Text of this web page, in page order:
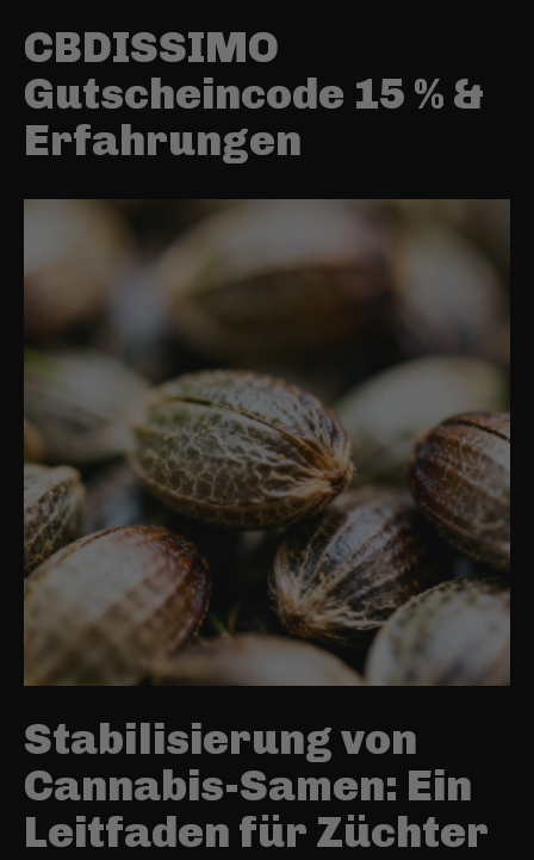
CBDISSIMO
Gutscheincode 15 % &
Erfahrungen
Stabilisierung von
Cannabis-Samen: Ein
Leitfaden für Züchter